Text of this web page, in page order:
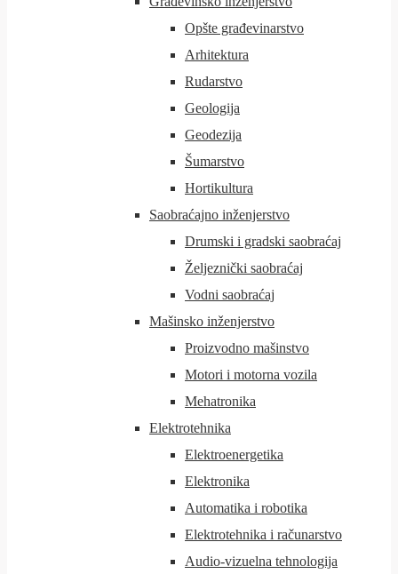
Opšte građevinarstvo
Arhitektura
Rudarstvo
Geologija
Geodezija
Šumarstvo
Hortikultura
Saobraćajno inženjerstvo
Drumski i gradski saobraćaj
Željeznički saobraćaj
Vodni saobraćaj
Mašinsko inženjerstvo
Proizvodno mašinstvo
Motori i motorna vozila
Mehatronika
Elektrotehnika
Elektroenergetika
Elektronika
Automatika i robotika
Elektrotehnika i računarstvo
Audio-vizuelna tehnologija